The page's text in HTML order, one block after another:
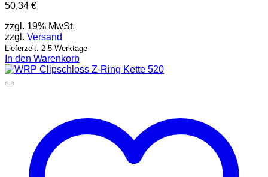
50,34 €
zzgl. 19% MwSt.
zzgl. Versand
Lieferzeit: 2-5 Werktage
In den Warenkorb